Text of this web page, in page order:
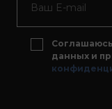
данных и